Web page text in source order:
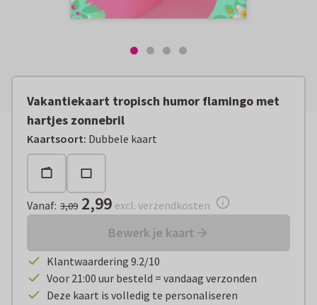
Vakantiekaart tropisch humor flamingo met
hartjes zonnebril
Kaartsoort: Dubbele kaart
Vanaf: € 2,99 excl. verzendkosten
Vanaf: 3,09 2,99 excl. verzendkosten
Bewerk je kaart
Klantwaardering 9.2/10
Voor 21:00 uur besteld = vandaag verzonden
Deze kaart is volledig te personaliseren